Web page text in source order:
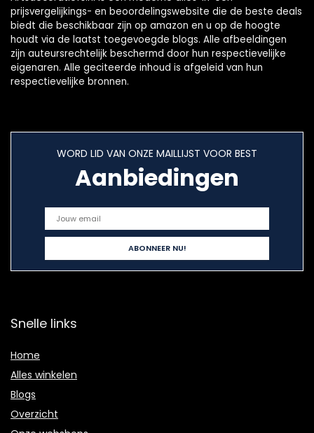
prijsvergelijkings- en beoordelingswebsite die de beste deals
biedt die beschikbaar zijn op amazon en u op de hoogte
houdt via de laatst toegevoegde blogs. Alle afbeeldingen
zijn auteursrechtelijk beschermd door hun respectievelijke
eigenaren. Alle geciteerde inhoud is afgeleid van hun
respectievelijke bronnen.
WORD LID VAN ONZE MAILLIJST VOOR BEST
Aanbiedingen
Snelle links
Home
Alles winkelen
Blogs
Overzicht